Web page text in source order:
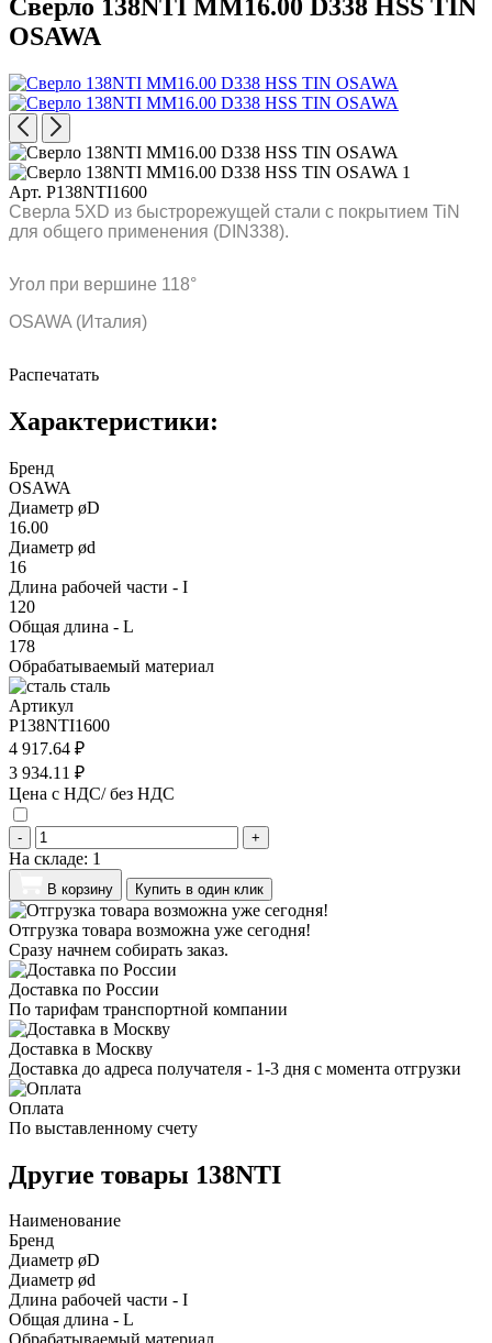
Сверло 138NTI MM16.00 D338 HSS TIN
OSAWA
Арт. P138NTI1600
Сверла 5XD из быстрорежущей стали с покрытием TiN
для общего применения (DIN338).
Угол при вершине 118°
OSAWA (Италия)
Распечатать
Характеристики:
Бренд
OSAWA
Диаметр øD
16.00
Диаметр ød
16
Длина рабочей части - I
120
Общая длина - L
178
Обрабатываемый материал
сталь
Артикул
P138NTI1600
4 917.64 ₽
3 934.11 ₽
Цена с НДС/ без НДС
- +
На складе: 1
В корзину Купить в один клик
Отгрузка товара возможна уже сегодня!
Сразу начнем собирать заказ.
Доставка по России
По тарифам транспортной компании
Доставка в Москву
Доставка до адреса получателя - 1-3 дня с момента отгрузки
Оплата
По выставленному счету
Другие товары 138NTI
Наименование
Бренд
Диаметр øD
Диаметр ød
Длина рабочей части - I
Общая длина - L